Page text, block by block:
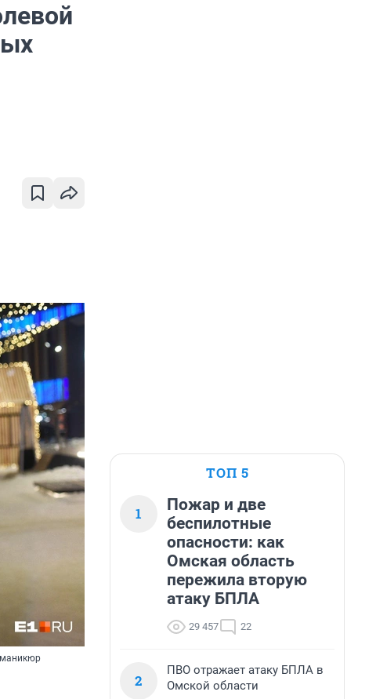
маникюр
ТОП 5
1
Пожар и две
беспилотные
опасности: как
Омская область
пережила вторую
атаку БПЛА
29 457 22
2
ПВО отражает атаку БПЛА в
Омской области